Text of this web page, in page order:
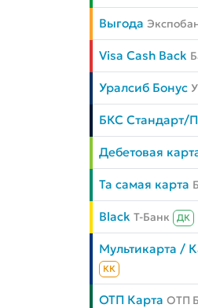
Выгода
Visa Cash Back
Уралсиб Бонус
БКС Стандарт/
Дебетовая
Та самая карта
Black Т-Банк ДК
Мультикарта /
КК
ОТП Карта ОТП